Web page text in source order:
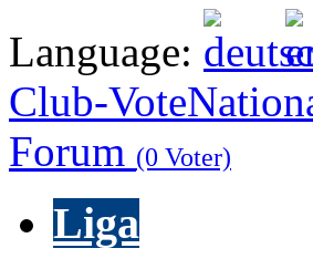
Language:
Club-Vote
Forum (0 Voter)
Liga